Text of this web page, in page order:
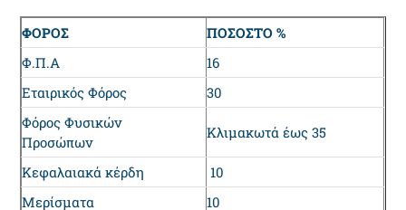
ΦΟΡΟΣ
ΠΟΣΟΣΤΟ %
Φ.Π.Α
16
Εταιρικός Φόρος
30
Φόρος Φυσικών
Προσώπων
Κλιμακωτά έως 35
Κεφαλαιακά κέρδη
10
Μερίσματα
10